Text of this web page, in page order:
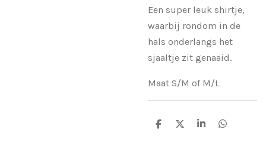
Een super leuk shirtje,
waarbij rondom in de
hals onderlangs het
sjaaltje zit genaaid.
Maat S/M of M/L
D
D
S
D